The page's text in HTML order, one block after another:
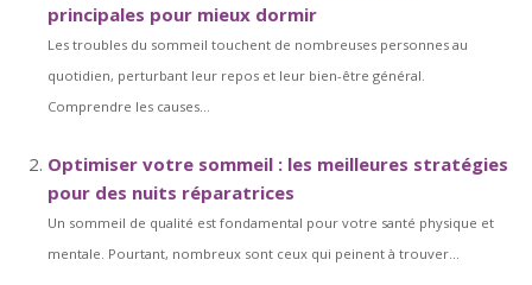
principales pour mieux dormir
Les troubles du sommeil touchent de nombreuses personnes au
quotidien, perturbant leur repos et leur bien-être général.
Comprendre les causes...
Optimiser votre sommeil : les meilleures stratégies
pour des nuits réparatrices
Un sommeil de qualité est fondamental pour votre santé physique et
mentale. Pourtant, nombreux sont ceux qui peinent à trouver...